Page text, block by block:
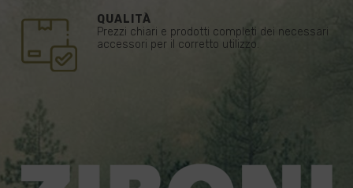
QUALITÀ
Prezzi chiari e prodotti completi dei necessari
accessori per il corretto utilizzo.